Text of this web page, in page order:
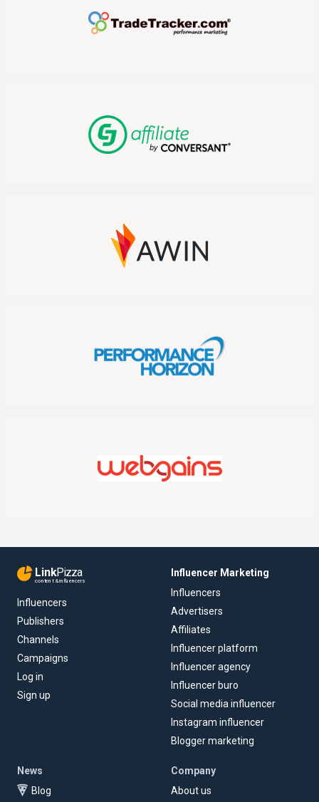
LinkPizza
content & influencers
Influencers
Publishers
Channels
Campaigns
Log in
Sign up
Influencer Marketing
Influencers
Advertisers
Affiliates
Influencer platform
Influencer agency
Influencer buro
Social media influencer
Instagram influencer
Blogger marketing
News
Blog
Company
About us